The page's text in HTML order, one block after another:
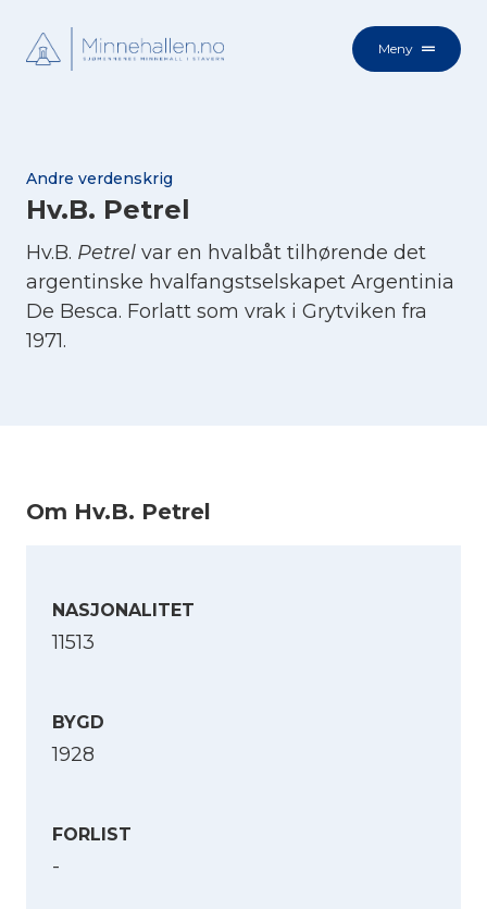
Meny
Andre verdenskrig
Hv.B. Petrel
Hv.B. Petrel var en hvalbåt tilhørende det
argentinske hvalfangstselskapet Argentinia
De Besca. Forlatt som vrak i Grytviken fra
1971.
Om Hv.B. Petrel
NASJONALITET
11513
BYGD
1928
FORLIST
-